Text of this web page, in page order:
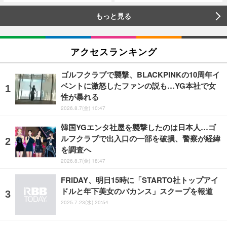
もっと見る
アクセスランキング
ゴルフクラブで襲撃、BLACKPINKの10周年イ
ベントに激怒したファンの説も…YG本社で女
性が暴れる
2026.8.7(金) 10:47
韓国YGエンタ社屋を襲撃したのは日本人…ゴ
ルフクラブで出入口の一部を破損、警察が経緯
を調査へ
2026.8.7(金) 18:47
FRIDAY、明日15時に「STARTO社トップアイ
ドルと年下美女のバカンス」スクープを報道
2025.7.23(水) 20:54